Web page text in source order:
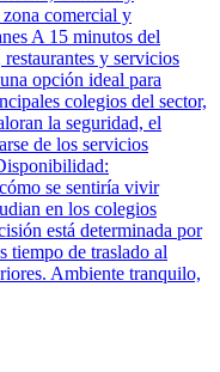
comercial y
A 15 minutos del
y servicios
opción ideal para
colegios del sector,
la seguridad, el
de los servicios
se sentiría vivir
en los colegios
está determinada por
tiempo de traslado al
Ambiente tranquilo,